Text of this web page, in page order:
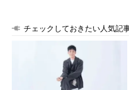
性」（何をやりたいのか）、
たいのか）、「将来のビジョ
なものにしていきたいのか＝
チェックしておきたい人気記